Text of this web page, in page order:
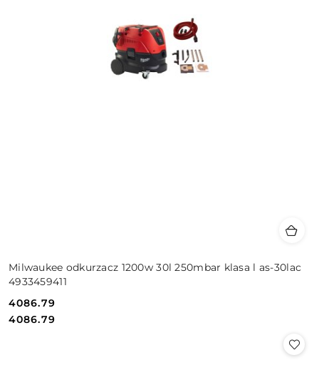
Milwaukee odkurzacz 1200w 30l 250mbar klasa l as-30lac
4933459411
Cena:
4086.79
Cena:
4086.79